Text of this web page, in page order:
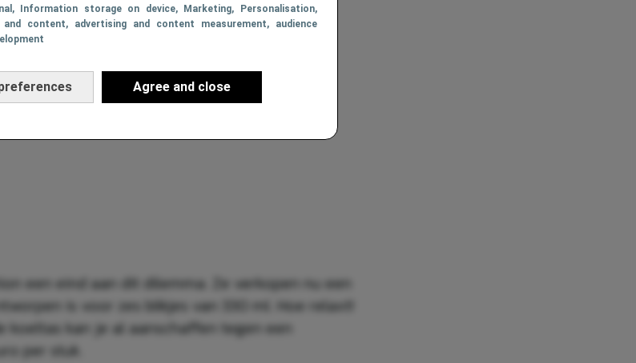
, Information storage on device, Marketing, Personalisation,
and content, advertising and content measurement, audience
Agree and close
een eind aan dit dilemma. Ze verkopen nu een
is voor zes blikjes van 330 ml. Hoe relaxt!
koeltas kan je al aanschaffen tegen een
per stuk.